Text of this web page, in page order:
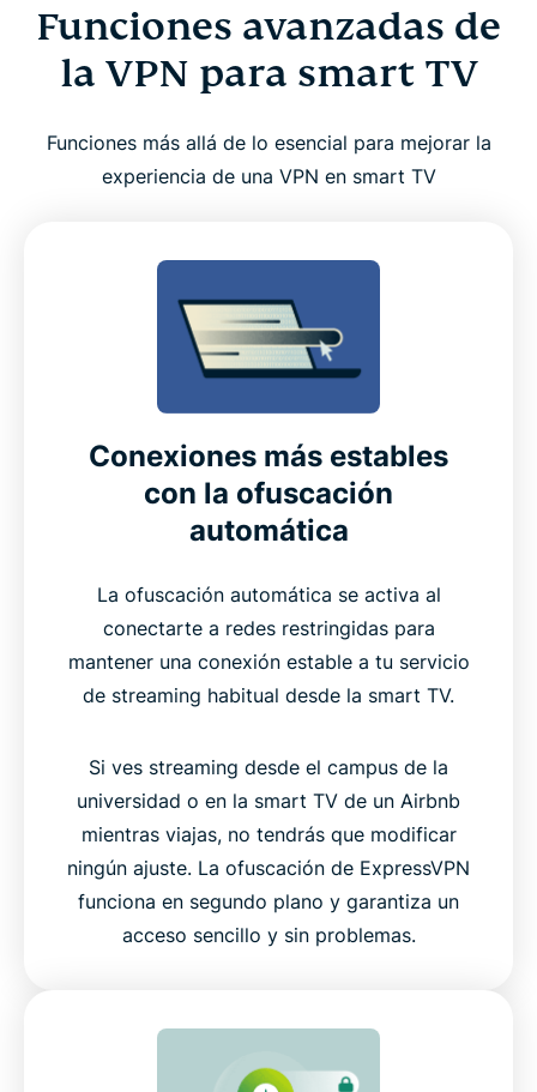
Funciones avanzadas de
la VPN para smart TV
Funciones más allá de lo esencial para mejorar la
experiencia de una VPN en smart TV
Conexiones más estables
con la ofuscación
automática
La ofuscación automática se activa al
conectarte a redes restringidas para
mantener una conexión estable a tu servicio
de streaming habitual desde la smart TV.
Si ves streaming desde el campus de la
universidad o en la smart TV de un Airbnb
mientras viajas, no tendrás que modificar
ningún ajuste. La ofuscación de ExpressVPN
funciona en segundo plano y garantiza un
acceso sencillo y sin problemas.